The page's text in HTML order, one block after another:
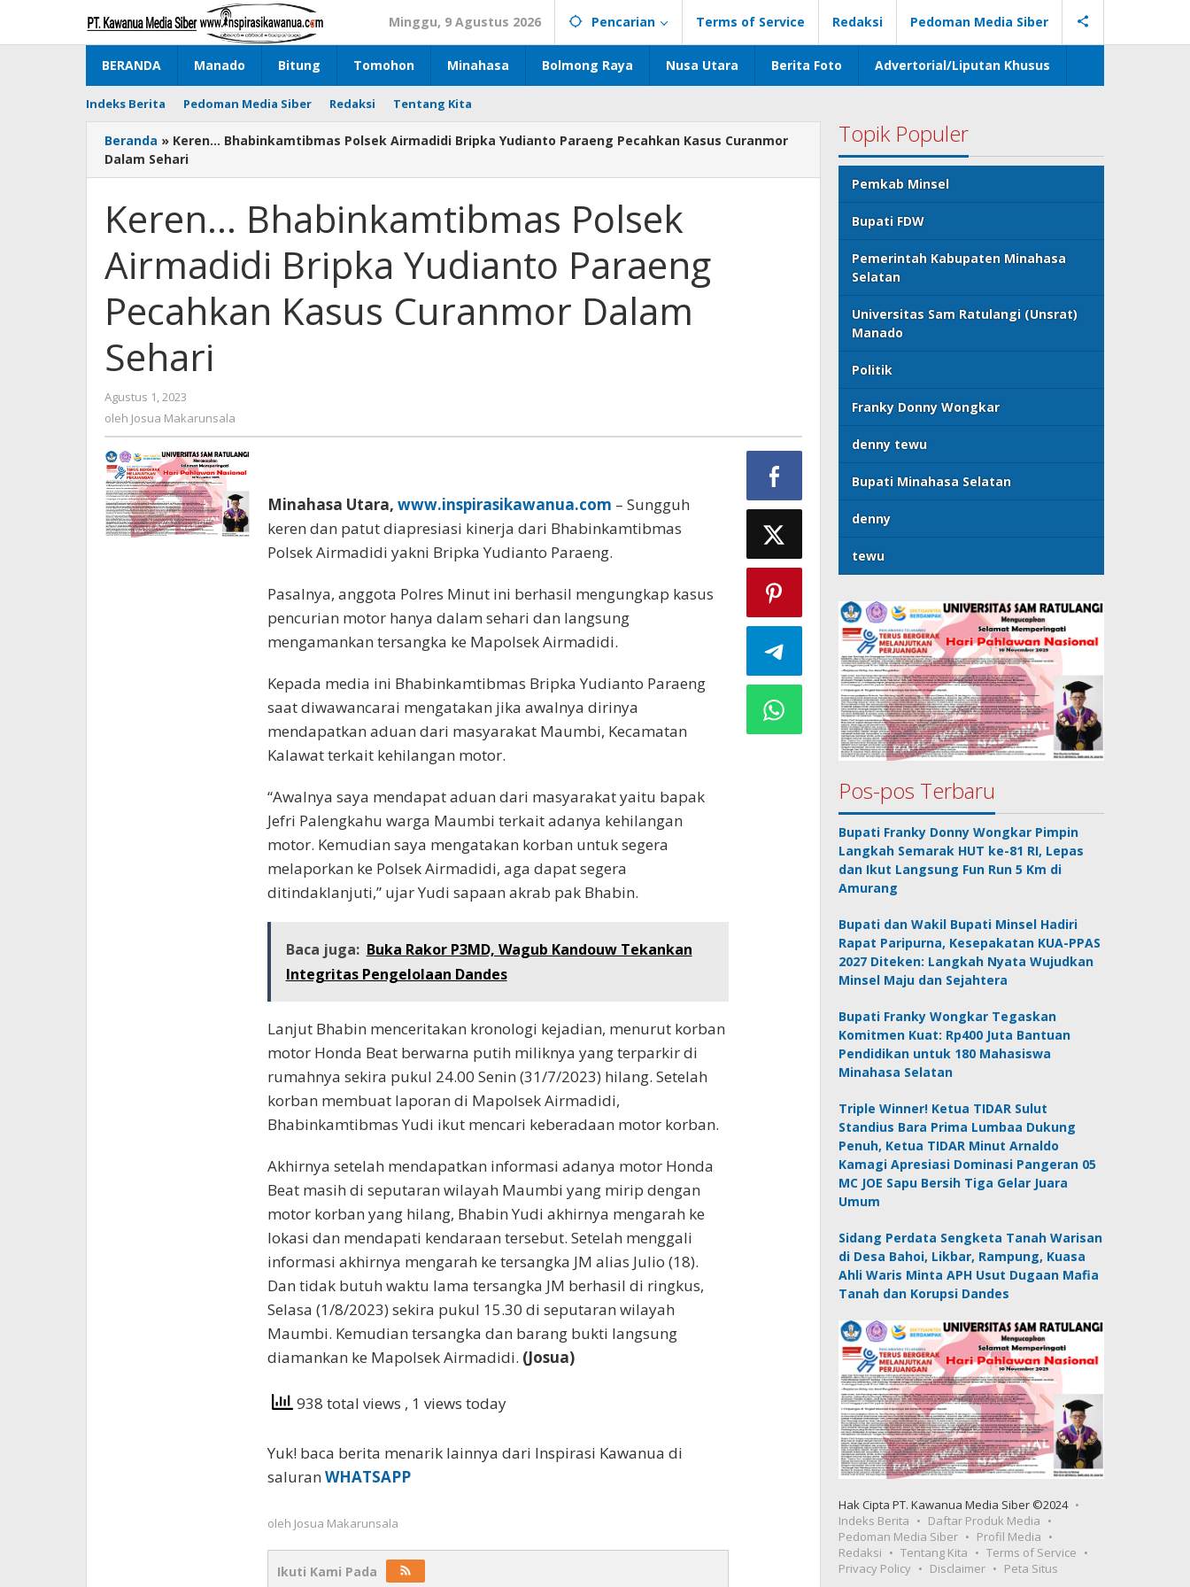
konten
Minggu, 9 Agustus 2026 Pencarian Terms of Service Redaksi Pedoman Media Siber
BERANDA Manado Bitung Tomohon Minahasa Bolmong Raya Nusa Utara Berita Foto Advertorial/Liputan Khusus
Indeks Berita Pedoman Media Siber Redaksi Tentang Kita
Beranda » Keren… Bhabinkamtibmas Polsek Airmadidi Bripka Yudianto Paraeng Pecahkan Kasus Curanmor
Dalam Sehari
Keren… Bhabinkamtibmas Polsek
Airmadidi Bripka Yudianto Paraeng
Pecahkan Kasus Curanmor Dalam
Sehari
Agustus 1, 2023
Josua
oleh Josua Makarunsala
Minahasa Utara, www.inspirasikawanua.com – Sungguh
keren dan patut diapresiasi kinerja dari Bhabinkamtibmas
Polsek Airmadidi yakni Bripka Yudianto Paraeng.
Pasalnya, anggota Polres Minut ini berhasil mengungkap kasus
pencurian motor hanya dalam sehari dan langsung
mengamankan tersangka ke Mapolsek Airmadidi.
Kepada media ini Bhabinkamtibmas Bripka Yudianto Paraeng
saat diwawancarai mengatakan jika awalnya dirinya
mendapatkan aduan dari masyarakat Maumbi, Kecamatan
Kalawat terkait kehilangan motor.
“Awalnya saya mendapat aduan dari masyarakat yaitu bapak
Jefri Palengkahu warga Maumbi terkait adanya kehilangan
motor. Kemudian saya mengatakan korban untuk segera
melaporkan ke Polsek Airmadidi, aga dapat segera
ditindaklanjuti,” ujar Yudi sapaan akrab pak Bhabin.
Baca juga: Buka Rakor P3MD, Wagub Kandouw Tekankan
Integritas Pengelolaan Dandes
Lanjut Bhabin menceritakan kronologi kejadian, menurut korban
motor Honda Beat berwarna putih miliknya yang terparkir di
rumahnya sekira pukul 24.00 Senin (31/7/2023) hilang. Setelah
korban membuat laporan di Mapolsek Airmadidi,
Bhabinkamtibmas Yudi ikut mencari keberadaan motor korban.
Akhirnya setelah mendapatkan informasi adanya motor Honda
Beat masih di seputaran wilayah Maumbi yang mirip dengan
motor korban yang hilang, Bhabin Yudi akhirnya mengarah ke
lokasi dan mendapati kendaraan tersebut. Setelah menggali
informasi akhirnya mengarah ke tersangka JM alias Julio (18).
Dan tidak butuh waktu lama tersangka JM berhasil di ringkus,
Selasa (1/8/2023) sekira pukul 15.30 di seputaran wilayah
Maumbi. Kemudian tersangka dan barang bukti langsung
diamankan ke Mapolsek Airmadidi. (Josua)
938 total views , 1 views today
Yuk! baca berita menarik lainnya dari Inspirasi Kawanua di
saluran WHATSAPP
oleh Josua Makarunsala
Ikuti Kami Pada
Topik Populer
Pemkab Minsel
Bupati FDW
Pemerintah Kabupaten Minahasa
Selatan
Universitas Sam Ratulangi (Unsrat)
Manado
Politik
Franky Donny Wongkar
denny tewu
Bupati Minahasa Selatan
denny
tewu
Pos-pos Terbaru
Bupati Franky Donny Wongkar Pimpin
Langkah Semarak HUT ke-81 RI, Lepas
dan Ikut Langsung Fun Run 5 Km di
Amurang
Bupati dan Wakil Bupati Minsel Hadiri
Rapat Paripurna, Kesepakatan KUA-PPAS
2027 Diteken: Langkah Nyata Wujudkan
Minsel Maju dan Sejahtera
Bupati Franky Wongkar Tegaskan
Komitmen Kuat: Rp400 Juta Bantuan
Pendidikan untuk 180 Mahasiswa
Minahasa Selatan
Triple Winner! Ketua TIDAR Sulut
Standius Bara Prima Lumbaa Dukung
Penuh, Ketua TIDAR Minut Arnaldo
Kamagi Apresiasi Dominasi Pangeran 05
MC JOE Sapu Bersih Tiga Gelar Juara
Umum
Sidang Perdata Sengketa Tanah Warisan
di Desa Bahoi, Likbar, Rampung, Kuasa
Ahli Waris Minta APH Usut Dugaan Mafia
Tanah dan Korupsi Dandes
Hak Cipta PT. Kawanua Media Siber ©2024
Indeks Berita
Daftar Produk Media
Pedoman Media Siber
Profil Media
Redaksi
Tentang Kita
Terms of Service
Privacy Policy
Disclaimer Peta Situs